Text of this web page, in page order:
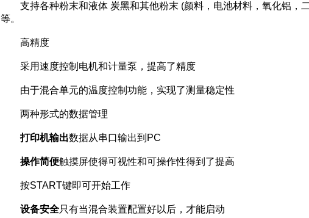
支持各种粉末和液体 炭黑和其他粉末 (颜料，电池材料，氧化铝，
等。
高精度
采用速度控制电机和计量泵，提高了精度
由于混合单元的温度控制功能，实现了测量稳定性
两种形式的数据管理
打印机输出数据从串口输出到PC
操作简便触摸屏使得可视性和可操作性得到了提高
按START键即可开始工作
设备安全只有当混合装置配置好以后，才能启动